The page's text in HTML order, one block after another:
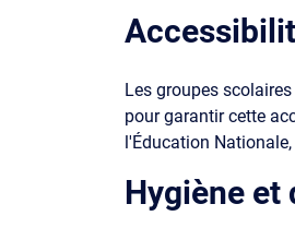
Les groupes
pour garantir cette
l'Éducation
Hygiène et